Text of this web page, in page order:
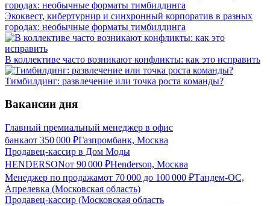
Экоквест, кибертурнир и синхронный корпоратив в разных
городах: необычные форматы тимбилдинга
В коллективе часто возникают конфликты: как это исправить
Тимбилдинг: развлечение или точка роста команды?
Вакансии дня
Главный премиальный менеджер в офис
банкаот 350 000 ₽Газпромбанк, Москва
Продавец-кассир в Дом Моды
HENDERSONот 90 000 ₽Henderson, Москва
Менеджер по продажамот 70 000 до 100 000 ₽Тандем-ОС,
Апрелевка (Московская область)
Продавец-кассир (Московская область